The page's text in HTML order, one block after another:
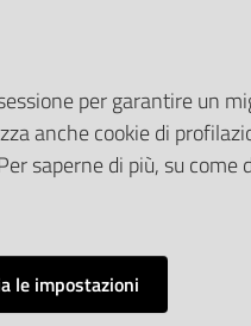
con il Pubblico
la Stampa
per garantire un
anche cookie di
saperne di più, su
le impostazioni